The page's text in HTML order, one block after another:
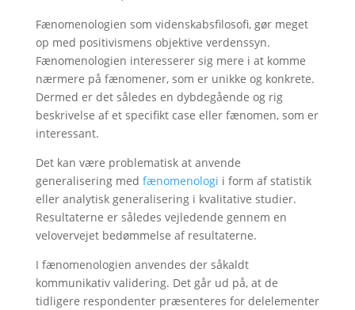
Fænomenologien som videnskabsfilosofi, gør meget
op med positivismens objektive verdenssyn.
Fænomenologien interesserer sig mere i at komme
nærmere på fænomener, som er unikke og konkrete.
Dermed er det således en dybdegående og rig
beskrivelse af et specifikt case eller fænomen, som er
interessant.
Det kan være problematisk at anvende
generalisering med fænomenologi i form af statistik
eller analytisk generalisering i kvalitative studier.
Resultaterne er således vejledende gennem en
velovervejet bedømmelse af resultaterne.
I fænomenologien anvendes der såkaldt
kommunikativ validering. Det går ud på, at de
tidligere respondenter præsenteres for delelementer